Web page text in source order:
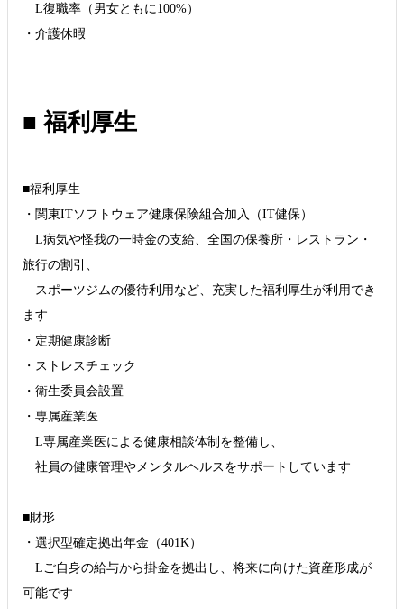
L復職率（男女ともに100%）
■ 福利厚生
■福利厚生
・関東ITソフトウェア健康保険組合加入（IT健保）
L病気や怪我の一時金の支給、全国の保養所・レストラン・
旅行の割引、
スポーツジムの優待利用など、充実した福利厚生が利用でき
ます
・定期健康診断
・ストレスチェック
・衛生委員会設置
・専属産業医
L専属産業医による健康相談体制を整備し、
社員の健康管理やメンタルヘルスをサポートしています
■財形
・選択型確定拠出年金（401K）
Lご自身の給与から掛金を拠出し、将来に向けた資産形成が
可能です